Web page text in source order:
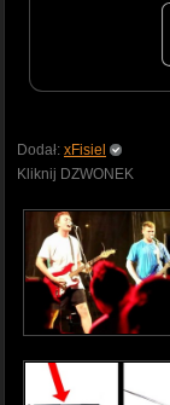
Dodał: xFisiel
Kliknij DZWONEK